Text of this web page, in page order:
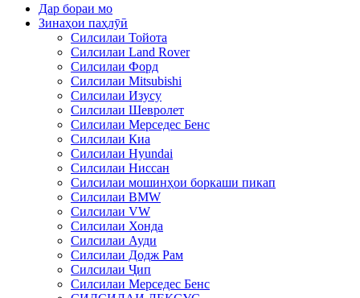
Дар бораи мо
Зинаҳои паҳлӯӣ
Силсилаи Тойота
Силсилаи Land Rover
Силсилаи Форд
Силсилаи Mitsubishi
Силсилаи Изусу
Силсилаи Шевролет
Силсилаи Мерседес Бенс
Силсилаи Киа
Силсилаи Hyundai
Силсилаи Ниссан
Силсилаи мошинҳои боркаши пикап
Силсилаи BMW
Силсилаи VW
Силсилаи Хонда
Силсилаи Ауди
Силсилаи Додж Рам
Силсилаи Ҷип
Силсилаи Мерседес Бенс